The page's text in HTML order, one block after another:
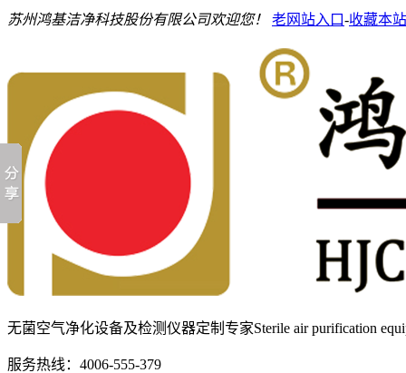
苏州鸿基洁净科技股份有限公司欢迎您！ 老网站入口-收藏本站
无菌空气净化设备及检测仪器定制专家Sterile air purification
服务热线： 4006-555-379